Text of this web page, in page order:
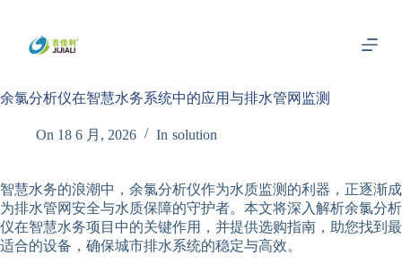
内
余氯分析仪在智慧水务系统中的应用与排水管网监测
On 18 6 月, 2026 In solution
智慧水务的浪潮中，余氯分析仪作为水质监测的利器，正逐渐成
为排水管网安全与水质保障的守护者。本文将深入解析余氯分析
仪在智慧水务项目中的关键作用，并提供选购指南，助您找到最
适合的设备，确保城市排水系统的稳定与高效。